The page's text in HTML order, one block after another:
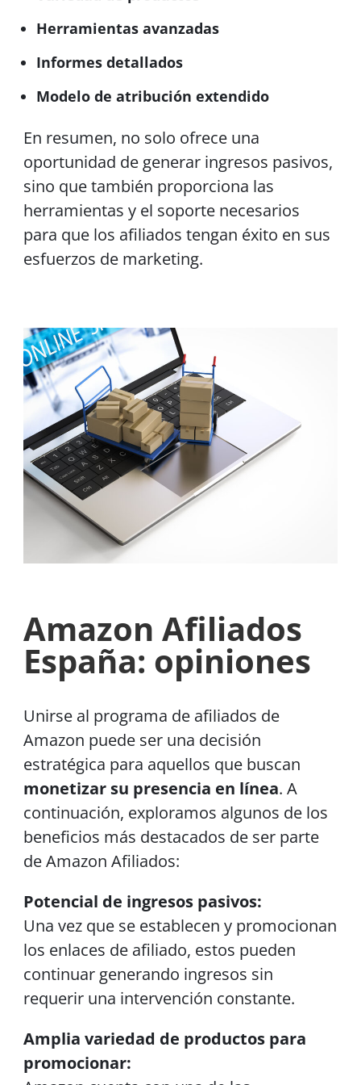
Herramientas avanzadas
Informes detallados
Modelo de atribución extendido
En resumen, no solo ofrece una
oportunidad de generar ingresos pasivos,
sino que también proporciona las
herramientas y el soporte necesarios
para que los afiliados tengan éxito en sus
esfuerzos de marketing.
Amazon Afiliados
España: opiniones
Unirse al programa de afiliados de
Amazon puede ser una decisión
estratégica para aquellos que buscan
monetizar su presencia en línea. A
continuación, exploramos algunos de los
beneficios más destacados de ser parte
de Amazon Afiliados:
Potencial de ingresos pasivos:
Una vez que se establecen y promocionan
los enlaces de afiliado, estos pueden
continuar generando ingresos sin
requerir una intervención constante.
Amplia variedad de productos para
promocionar: